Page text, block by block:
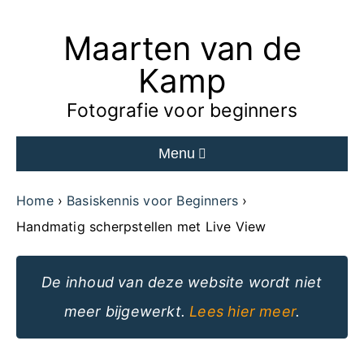
Maarten van de
Kamp
Fotografie voor beginners
Menu
Home
Basiskennis voor Beginners
Handmatig scherpstellen met Live View
De inhoud van deze website wordt niet
meer bijgewerkt. Lees hier meer.